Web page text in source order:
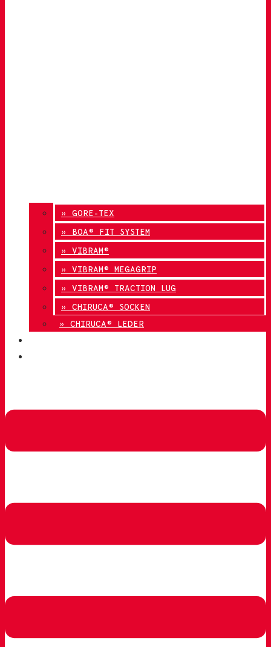
» GORE-TEX
» BOA® FIT SYSTEM
» VIBRAM®
» VIBRAM® MEGAGRIP
» VIBRAM® TRACTION LUG
» CHIRUCA® SOCKEN
» CHIRUCA® LEDER